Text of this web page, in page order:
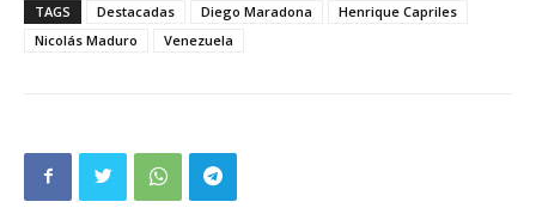
TAGS
Destacadas Diego Maradona
Henrique Capriles
Nicolás Maduro
Venezuela